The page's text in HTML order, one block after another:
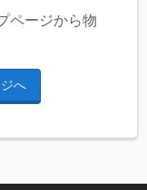
ページから物
へ